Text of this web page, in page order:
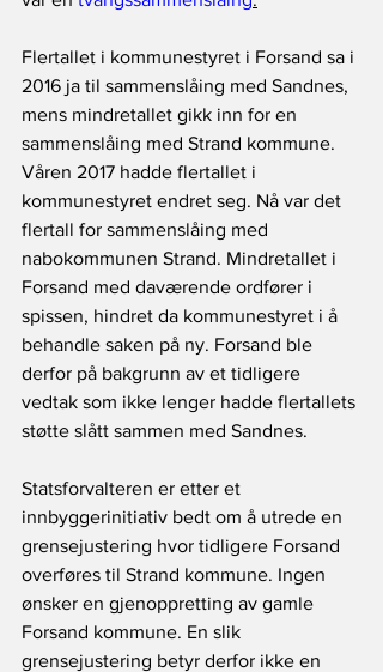
Flertallet i kommunestyret i Forsand sa i
2016 ja til sammenslåing med Sandnes,
mens mindretallet gikk inn for en
sammenslåing med Strand kommune.
Våren 2017 hadde flertallet i
kommunestyret endret seg. Nå var det
flertall for sammenslåing med
nabokommunen Strand. Mindretallet i
Forsand med daværende ordfører i
spissen, hindret da kommunestyret i å
behandle saken på ny. Forsand ble
derfor på bakgrunn av et tidligere
vedtak som ikke lenger hadde flertallets
støtte slått sammen med Sandnes.
Statsforvalteren er etter et
innbyggerinitiativ bedt om å utrede en
grensejustering hvor tidligere Forsand
overføres til Strand kommune. Ingen
ønsker en gjenoppretting av gamle
Forsand kommune. En slik
grensejustering betyr derfor ikke en